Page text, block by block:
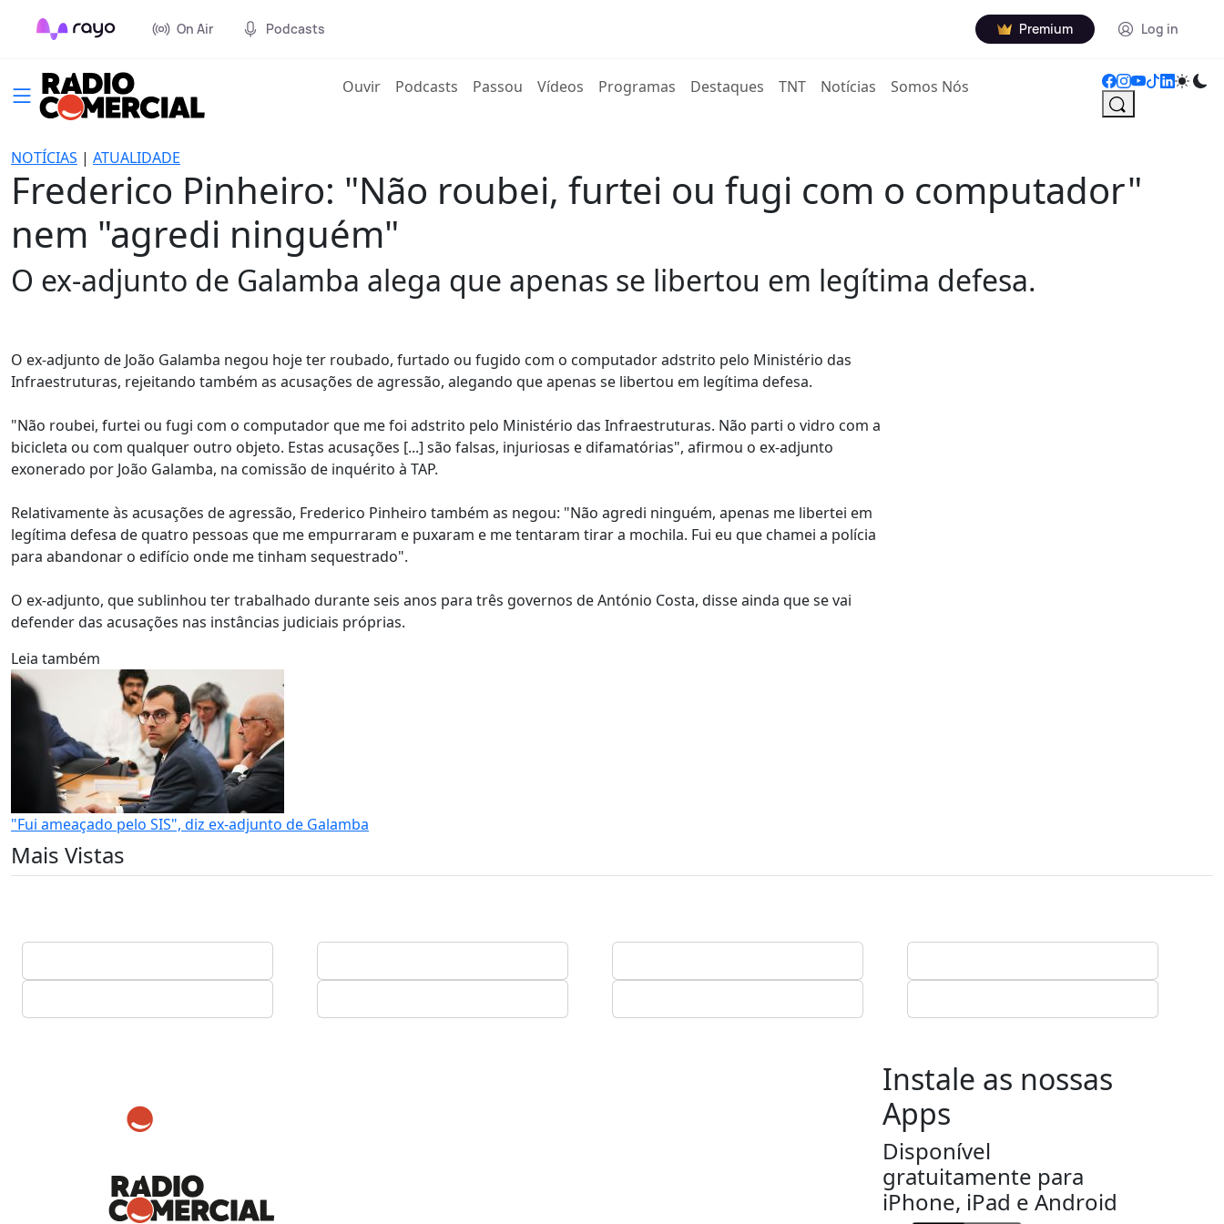
On Air Podcasts Premium Log in
Ouvir(current)
Podcasts Passou Vídeos Programas Destaques TNT Notícias Somos Nós
NOTÍCIAS | ATUALIDADE
Frederico Pinheiro: "Não roubei, furtei ou fugi com o computador"
nem "agredi ninguém"
O ex-adjunto de Galamba alega que apenas se libertou em legítima defesa.
O ex-adjunto de João Galamba negou hoje ter roubado, furtado ou fugido com o computador adstrito pelo Ministério das
Infraestruturas, rejeitando também as acusações de agressão, alegando que apenas se libertou em legítima defesa.
"Não roubei, furtei ou fugi com o computador que me foi adstrito pelo Ministério das Infraestruturas. Não parti o vidro com a
bicicleta ou com qualquer outro objeto. Estas acusações [...] são falsas, injuriosas e difamatórias", afirmou o ex-adjunto
exonerado por João Galamba, na comissão de inquérito à TAP.
Relativamente às acusações de agressão, Frederico Pinheiro também as negou: "Não agredi ninguém, apenas me libertei em
legítima defesa de quatro pessoas que me empurraram e puxaram e me tentaram tirar a mochila. Fui eu que chamei a polícia
para abandonar o edifício onde me tinham sequestrado".
O ex-adjunto, que sublinhou ter trabalhado durante seis anos para três governos de António Costa, disse ainda que se vai
defender das acusações nas instâncias judiciais próprias.
Leia também
"Fui ameaçado pelo SIS", diz ex-adjunto de Galamba
Mais Vistas
Instale as nossas
Apps
Disponível
gratuitamente para
iPhone, iPad e Android